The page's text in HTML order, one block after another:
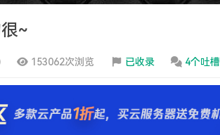
变为:www.lanzoux.com
~
153062次浏览 已收录 4个吐槽